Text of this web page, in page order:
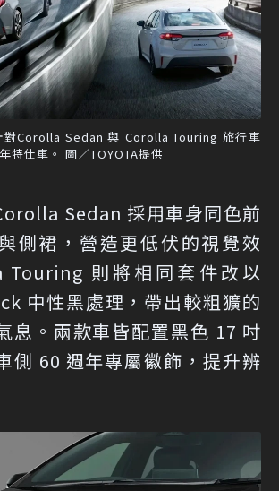
對Corolla Sedan 與 Corolla Touring 旅行車
特仕車。 圖／TOYOTA提供
Sedan 採用車身同色前
側裙，營造更低伏的視覺效
Touring 則將相同套件改以
中性黑處理，帶出較粗獷的
息。兩款車皆配置黑色 17 吋
側 60 週年專屬徽飾，提升辨